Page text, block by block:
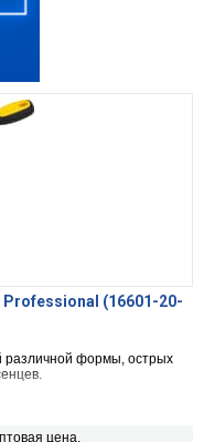
Professional (16601-20-
различной формы, острых
цена,